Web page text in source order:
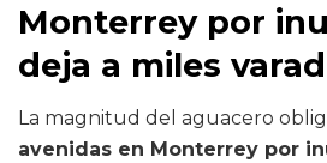
Monterrey por
deja a miles
La magnitud del aguacero
avenidas en Monterrey por